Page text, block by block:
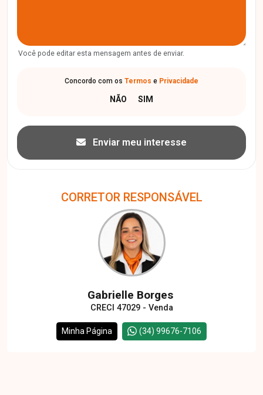
Você pode editar esta mensagem antes de enviar.
Concordo com os Termos e Privacidade
Enviar meu interesse
CORRETOR RESPONSÁVEL
Gabrielle Borges
CRECI 47029 - Venda
Minha Página (34) 99676-7106